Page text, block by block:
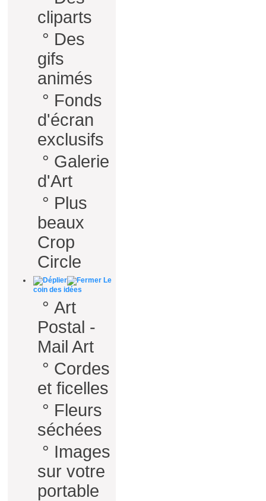
cliparts
° Des
gifs
animés
° Fonds
d'écran
exclusifs
° Galerie
d'Art
° Plus
beaux
Crop
Circle
Le
coin des idées
° Art
Postal -
Mail Art
° Cordes
et ficelles
° Fleurs
séchées
° Images
sur votre
portable